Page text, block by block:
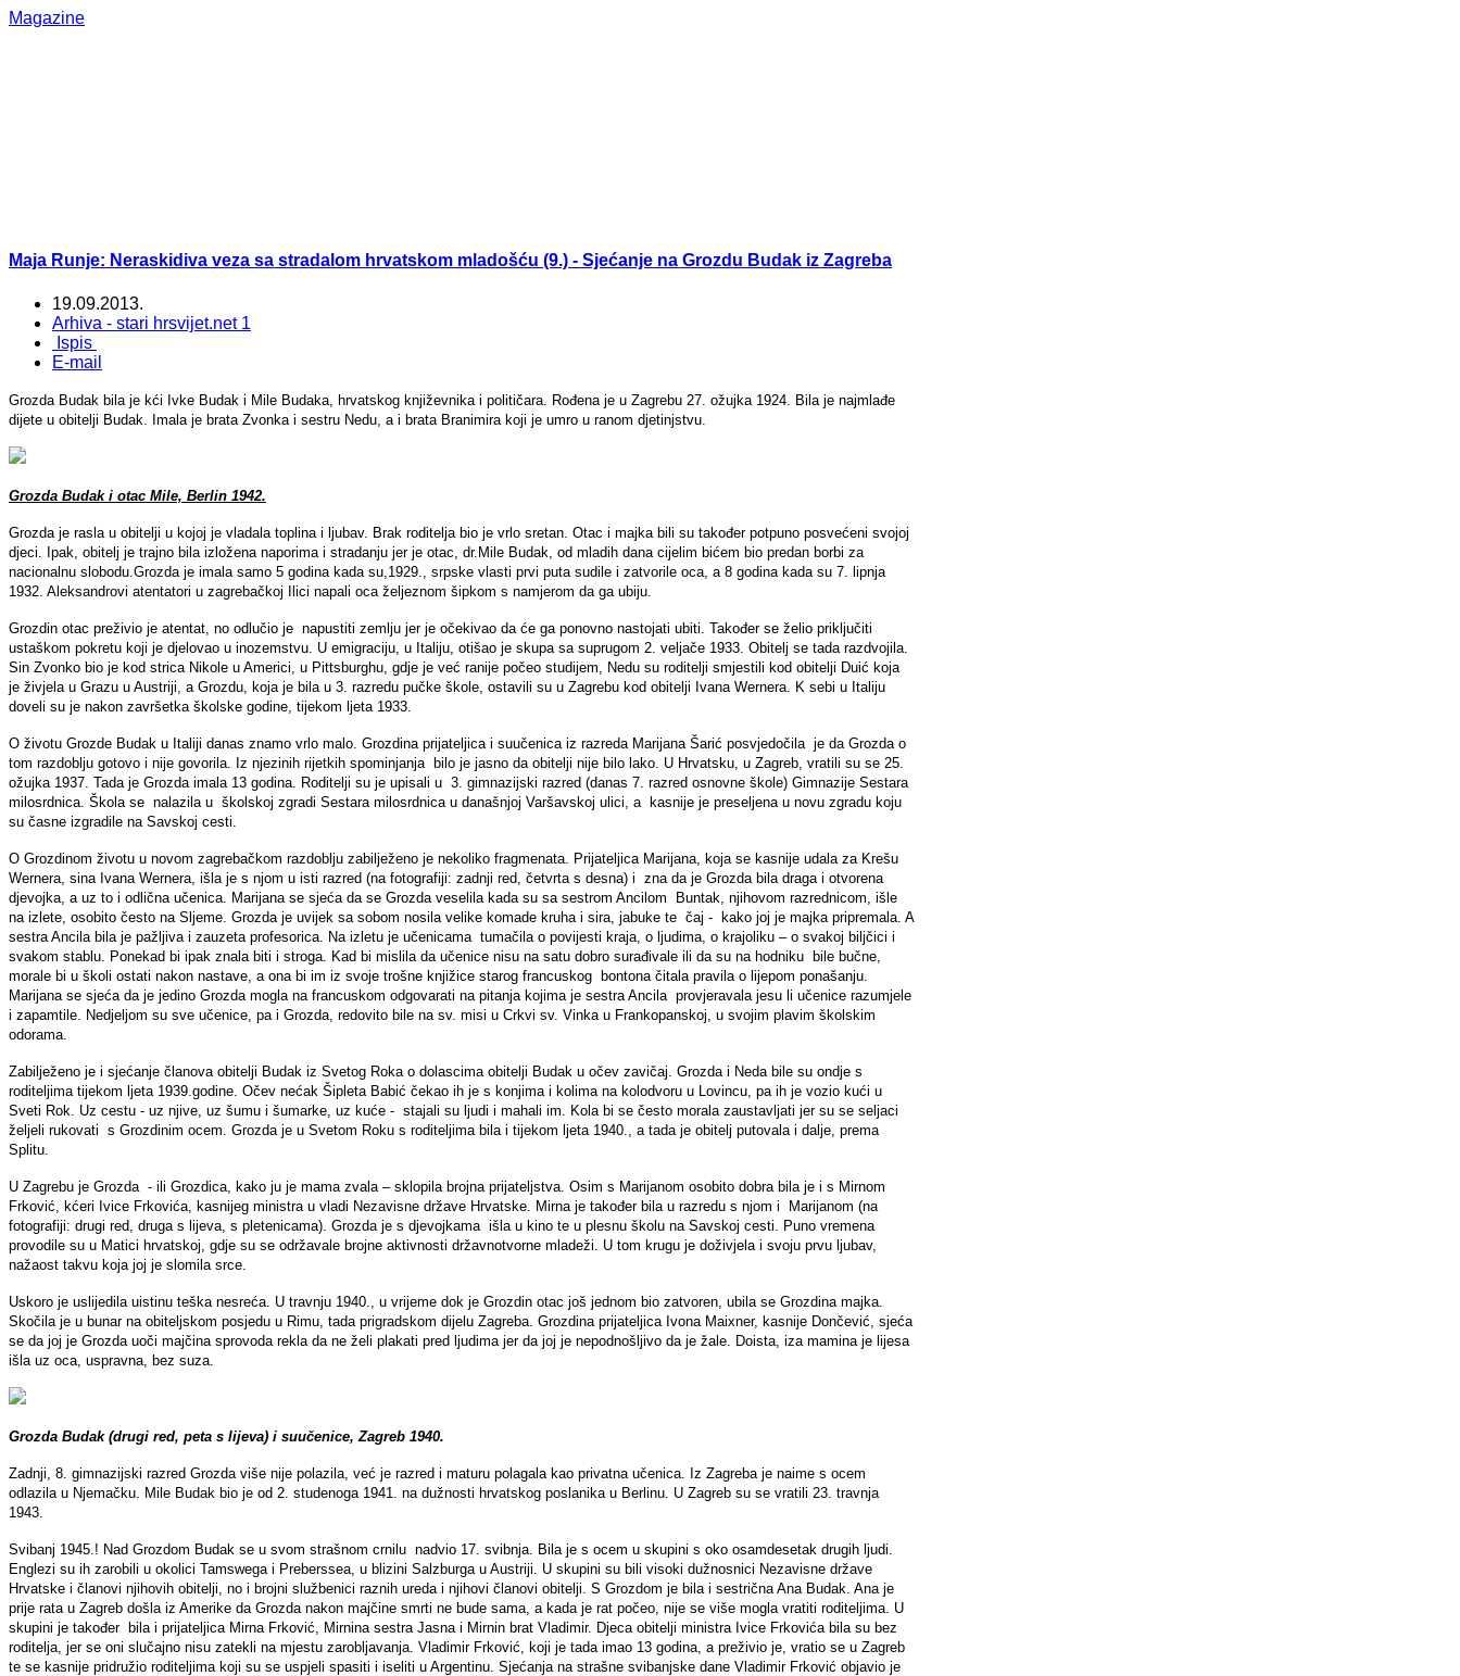
Magazine
Maja Runje: Neraskidiva veza sa stradalom hrvatskom mladošću (9.) - Sjećanje na Grozdu Budak iz Zagreba
19.09.2013.
Arhiva - stari hrsvijet.net 1
Ispis
E-mail
Grozda Budak bila je kći Ivke Budak i Mile Budaka, hrvatskog književnika i političara. Rođena je u Zagrebu 27. ožujka 1924. Bila je najmlađe
dijete u obitelji Budak. Imala je brata Zvonka i sestru Nedu, a i brata Branimira koji je umro u ranom djetinjstvu.
Grozda Budak i otac Mile, Berlin 1942.
Grozda je rasla u obitelji u kojoj je vladala toplina i ljubav. Brak roditelja bio je vrlo sretan. Otac i majka bili su također potpuno posvećeni svojoj
djeci. Ipak, obitelj je trajno bila izložena naporima i stradanju jer je otac, dr.Mile Budak, od mladih dana cijelim bićem bio predan borbi za
nacionalnu slobodu.Grozda je imala samo 5 godina kada su,1929., srpske vlasti prvi puta sudile i zatvorile oca, a 8 godina kada su 7. lipnja
1932. Aleksandrovi atentatori u zagrebačkoj Ilici napali oca željeznom šipkom s namjerom da ga ubiju.
Grozdin otac preživio je atentat, no odlučio je napustiti zemlju jer je očekivao da će ga ponovno nastojati ubiti. Također se želio priključiti
ustaškom pokretu koji je djelovao u inozemstvu. U emigraciju, u Italiju, otišao je skupa sa suprugom 2. veljače 1933. Obitelj se tada razdvojila.
Sin Zvonko bio je kod strica Nikole u Americi, u Pittsburghu, gdje je već ranije počeo studijem, Nedu su roditelji smjestili kod obitelji Duić koja
je živjela u Grazu u Austriji, a Grozdu, koja je bila u 3. razredu pučke škole, ostavili su u Zagrebu kod obitelji Ivana Wernera. K sebi u Italiju
doveli su je nakon završetka školske godine, tijekom ljeta 1933.
O životu Grozde Budak u Italiji danas znamo vrlo malo. Grozdina prijateljica i suučenica iz razreda Marijana Šarić posvjedočila je da Grozda o
tom razdoblju gotovo i nije govorila. Iz njezinih rijetkih spominjanja bilo je jasno da obitelji nije bilo lako. U Hrvatsku, u Zagreb, vratili su se 25.
ožujka 1937. Tada je Grozda imala 13 godina. Roditelji su je upisali u 3. gimnazijski razred (danas 7. razred osnovne škole) Gimnazije Sestara
milosrdnica. Škola se nalazila u školskoj zgradi Sestara milosrdnica u današnjoj Varšavskoj ulici, a kasnije je preseljena u novu zgradu koju
su časne izgradile na Savskoj cesti.
O Grozdinom životu u novom zagrebačkom razdoblju zabilježeno je nekoliko fragmenata. Prijateljica Marijana, koja se kasnije udala za Krešu
Wernera, sina Ivana Wernera, išla je s njom u isti razred (na fotografiji: zadnji red, četvrta s desna) i zna da je Grozda bila draga i otvorena
djevojka, a uz to i odlična učenica. Marijana se sjeća da se Grozda veselila kada su sa sestrom Ancilom Buntak, njihovom razrednicom, išle
na izlete, osobito često na Sljeme. Grozda je uvijek sa sobom nosila velike komade kruha i sira, jabuke te čaj - kako joj je majka pripremala. A
sestra Ancila bila je pažljiva i zauzeta profesorica. Na izletu je učenicama tumačila o povijesti kraja, o ljudima, o krajoliku – o svakoj biljčici i
svakom stablu. Ponekad bi ipak znala biti i stroga. Kad bi mislila da učenice nisu na satu dobro surađivale ili da su na hodniku bile bučne,
morale bi u školi ostati nakon nastave, a ona bi im iz svoje trošne knjižice starog francuskog bontona čitala pravila o lijepom ponašanju.
Marijana se sjeća da je jedino Grozda mogla na francuskom odgovarati na pitanja kojima je sestra Ancila provjeravala jesu li učenice razumjele
i zapamtile. Nedjeljom su sve učenice, pa i Grozda, redovito bile na sv. misi u Crkvi sv. Vinka u Frankopanskoj, u svojim plavim školskim
odorama.
Zabilježeno je i sjećanje članova obitelji Budak iz Svetog Roka o dolascima obitelji Budak u očev zavičaj. Grozda i Neda bile su ondje s
roditeljima tijekom ljeta 1939.godine. Očev nećak Šipleta Babić čekao ih je s konjima i kolima na kolodvoru u Lovincu, pa ih je vozio kući u
Sveti Rok. Uz cestu - uz njive, uz šumu i šumarke, uz kuće - stajali su ljudi i mahali im. Kola bi se često morala zaustavljati jer su se seljaci
željeli rukovati s Grozdinim ocem. Grozda je u Svetom Roku s roditeljima bila i tijekom ljeta 1940., a tada je obitelj putovala i dalje, prema
Splitu.
U Zagrebu je Grozda - ili Grozdica, kako ju je mama zvala – sklopila brojna prijateljstva. Osim s Marijanom osobito dobra bila je i s Mirnom
Frković, kćeri Ivice Frkovića, kasnijeg ministra u vladi Nezavisne države Hrvatske. Mirna je također bila u razredu s njom i Marijanom (na
fotografiji: drugi red, druga s lijeva, s pletenicama). Grozda je s djevojkama išla u kino te u plesnu školu na Savskoj cesti. Puno vremena
provodile su u Matici hrvatskoj, gdje su se održavale brojne aktivnosti državnotvorne mladeži. U tom krugu je doživjela i svoju prvu ljubav,
nažaost takvu koja joj je slomila srce.
Uskoro je uslijedila uistinu teška nesreća. U travnju 1940., u vrijeme dok je Grozdin otac još jednom bio zatvoren, ubila se Grozdina majka.
Skočila je u bunar na obiteljskom posjedu u Rimu, tada prigradskom dijelu Zagreba. Grozdina prijateljica Ivona Maixner, kasnije Dončević, sjeća
se da joj je Grozda uoči majčina sprovoda rekla da ne želi plakati pred ljudima jer da joj je nepodnošljivo da je žale. Doista, iza mamina je lijesa
išla uz oca, uspravna, bez suza.
Grozda Budak (drugi red, peta s lijeva) i suučenice, Zagreb 1940.
Zadnji, 8. gimnazijski razred Grozda više nije polazila, već je razred i maturu polagala kao privatna učenica. Iz Zagreba je naime s ocem
odlazila u Njemačku. Mile Budak bio je od 2. studenoga 1941. na dužnosti hrvatskog poslanika u Berlinu. U Zagreb su se vratili 23. travnja
1943.
Svibanj 1945.! Nad Grozdom Budak se u svom strašnom crnilu nadvio 17. svibnja. Bila je s ocem u skupini s oko osamdesetak drugih ljudi.
Englezi su ih zarobili u okolici Tamswega i Preberssea, u blizini Salzburga u Austriji. U skupini su bili visoki dužnosnici Nezavisne države
Hrvatske i članovi njihovih obitelji, no i brojni službenici raznih ureda i njihovi članovi obitelji. S Grozdom je bila i sestrična Ana Budak. Ana je
prije rata u Zagreb došla iz Amerike da Grozda nakon majčine smrti ne bude sama, a kada je rat počeo, nije se više mogla vratiti roditeljima. U
skupini je također bila i prijateljica Mirna Frković, Mirnina sestra Jasna i Mirnin brat Vladimir. Djeca obitelji ministra Ivice Frkovića bila su bez
roditelja, jer se oni slučajno nisu zatekli na mjestu zarobljavanja. Vladimir Frković, koji je tada imao 13 godina, a preživio je, vratio se u Zagreb
te se kasnije pridružio roditeljima koji su se uspjeli spasiti i iseliti u Argentinu. Sjećanja na strašne svibanjske dane Vladimir Frković objavio je